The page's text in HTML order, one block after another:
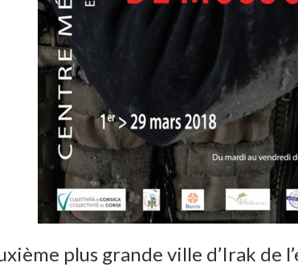
plus grande ville d’Irak de